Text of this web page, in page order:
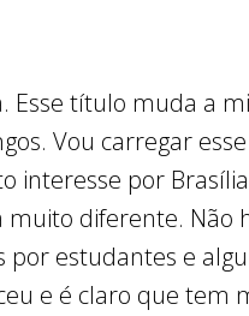
Esse título muda a
Vou carregar esse
interesse por
diferente. Não
por estudantes e
e é claro que tem